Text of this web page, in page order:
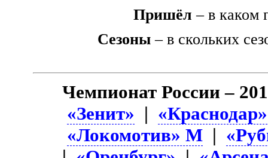
Пришёл – в каком
Сезоны – в скольких
Чемпионат России –
«Зенит» | «Краснодар»
«Локомотив» М |